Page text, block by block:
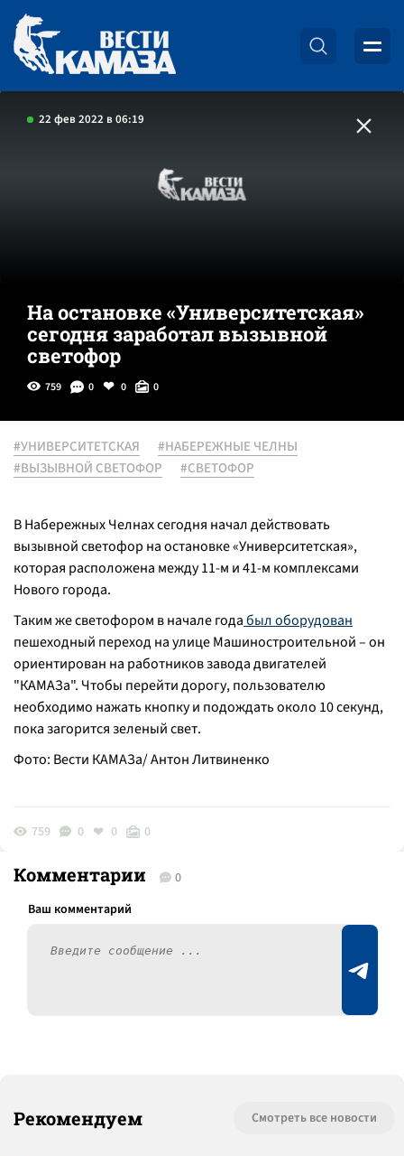
22 фев 2022 в 06:19
На остановке «Университетская»
сегодня заработал вызывной
светофор
759 0 0 0
#УНИВЕРСИТЕТСКАЯ
#НАБЕРЕЖНЫЕ ЧЕЛНЫ
#ВЫЗЫВНОЙ СВЕТОФОР
#СВЕТОФОР
В Набережных Челнах сегодня начал действовать
вызывной светофор на остановке «Университетская»,
которая расположена между 11-м и 41-м комплексами
Нового города.
Таким же светофором в начале годабыл оборудован
пешеходный переход на улице Машиностроительной – он
ориентирован на работников завода двигателей
"КАМАЗа". Чтобы перейти дорогу, пользователю
необходимо нажать кнопку и подождать около 10 секунд,
пока загорится зеленый свет.
Фото: Вести КАМАЗа/ Антон Литвиненко
759 0 0 0
Комментарии 0
Рекомендуем Смотреть все новости